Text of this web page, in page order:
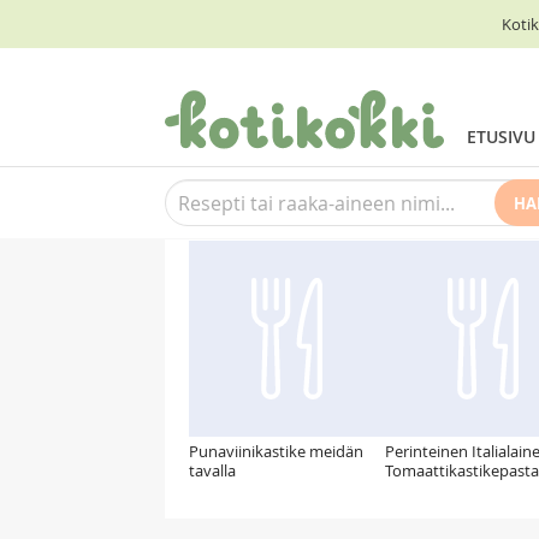
ETUSIVU
Suosittelemme myös
Punaviinikastike meidän
tavalla
Perinteinen
Tomaattikastikepasta